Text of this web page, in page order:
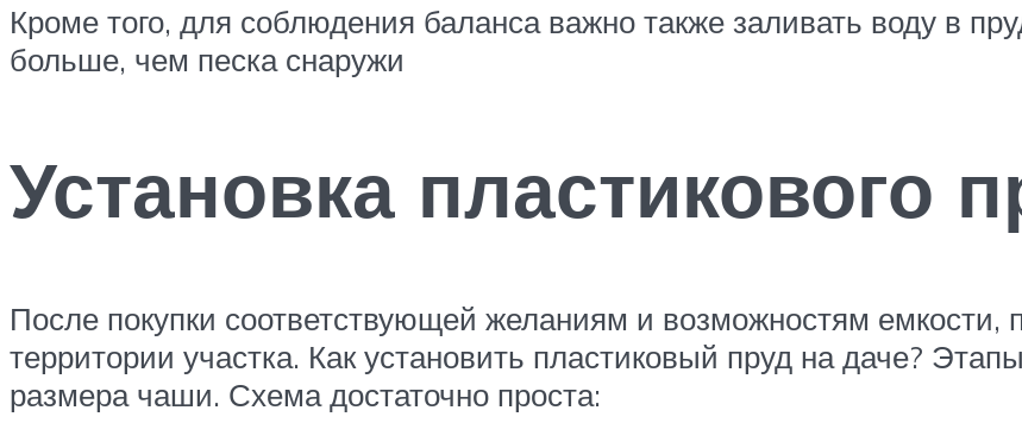
Кроме того, для соблюдения баланса важно также заливать воду в
больше, чем песка снаружи
Установка пластикового
После покупки соответствующей желаниям и возможностям емкости,
территории участка. Как установить пластиковый пруд на даче?
размера чаши. Схема достаточно проста: